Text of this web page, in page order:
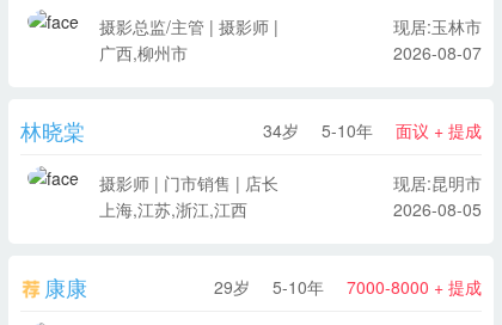
摄影总监/主管 | 摄影师 |
现居:玉林市
广西,柳州市
2026-08-07
林晓棠 34岁 5-10年 面议 + 提成
摄影师 | 门市销售 | 店长
现居:昆明市
上海,江苏,浙江,江西
2026-08-05
康康 29岁 5-10年 7000-8000 + 提成